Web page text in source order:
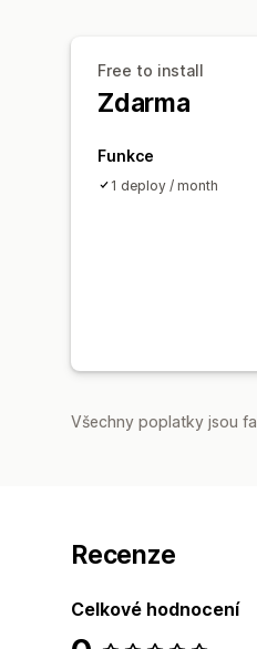
Free to install
Zdarma
Funkce
1 deploy / month
Všechny poplatky jsou
Recenze
Celkové hodnocení